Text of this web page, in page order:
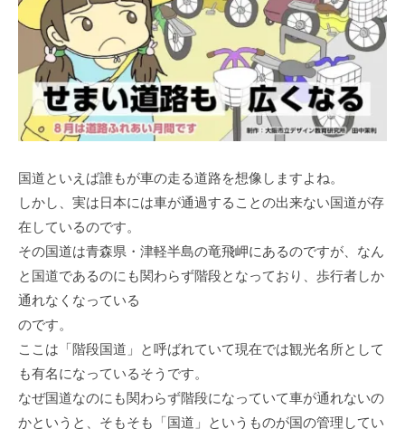
国道といえば誰もが車の走る道路を想像しますよね。
しかし、実は日本には車が通過することの出来ない国道が存
在しているのです。
その国道は青森県・津軽半島の竜飛岬にあるのですが、なん
と国道であるのにも関わらず階段となっており、歩行者しか
通れなくなっている
のです。
ここは「階段国道」と呼ばれていて現在では観光名所として
も有名になっているそうです。
なぜ国道なのにも関わらず階段になっていて車が通れないの
かというと、そもそも「国道」というものが国の管理してい